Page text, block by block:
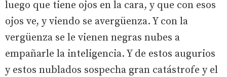
luego que tiene ojos en la cara, y que con esos
ojos ve, y viendo se avergüenza. Y con la
vergüenza se le vienen negras nubes a
empañarle la inteligencia. Y de estos augurios
y estos nublados sospecha gran catástrofe y el